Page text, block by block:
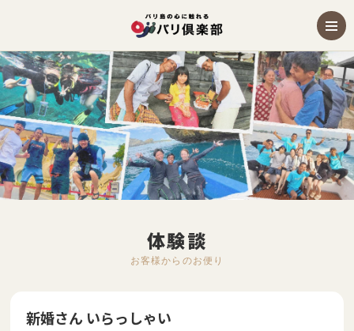
体験談
お客様からのお便り
新婚さん いらっしゃい